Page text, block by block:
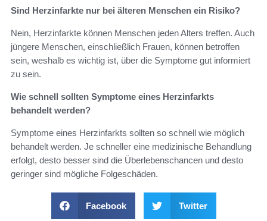
Sind Herzinfarkte nur bei älteren Menschen ein Risiko?
Nein, Herzinfarkte können Menschen jeden Alters treffen. Auch
jüngere Menschen, einschließlich Frauen, können betroffen
sein, weshalb es wichtig ist, über die Symptome gut informiert
zu sein.
Wie schnell sollten Symptome eines Herzinfarkts
behandelt werden?
Symptome eines Herzinfarkts sollten so schnell wie möglich
behandelt werden. Je schneller eine medizinische Behandlung
erfolgt, desto besser sind die Überlebenschancen und desto
geringer sind mögliche Folgeschäden.
Facebook Twitter